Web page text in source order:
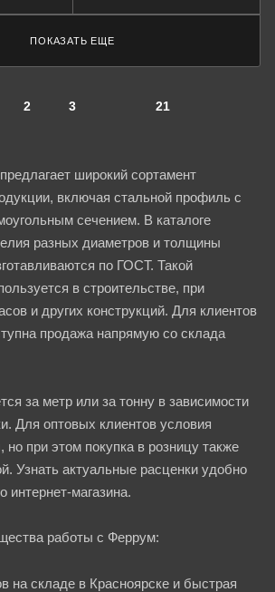
ПОКАЗАТЬ ЕЩЕ
2 3 21
широкий сортамент
включая стальной профиль с
сечением. В каталоге
разных диаметров и толщины
по ГОСТ. Такой
в строительстве, при
и других конструкций. Для клиентов
продажа напрямую со склада
за метр или за тонну в зависимости
Для оптовых клиентов условия
при этом покупка в розницу также
Узнать актуальные расценки удобно
интернет-магазина.
работы с Феррум:
на складе в Красноярске и быстрая